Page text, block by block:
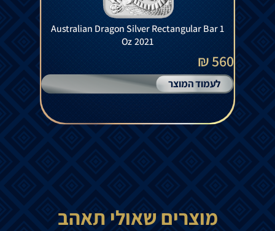
Australian Dragon Silver Rectangular Bar 1
Oz 2021
560 ₪
לעמוד המוצר
מוצרים שאולי תאהב